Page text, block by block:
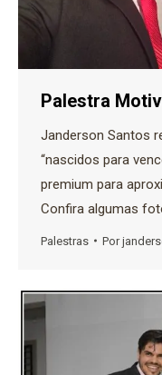
Palestra
Janderson Santos
“nascidos para
premium para
Confira algumas
Palestras Por